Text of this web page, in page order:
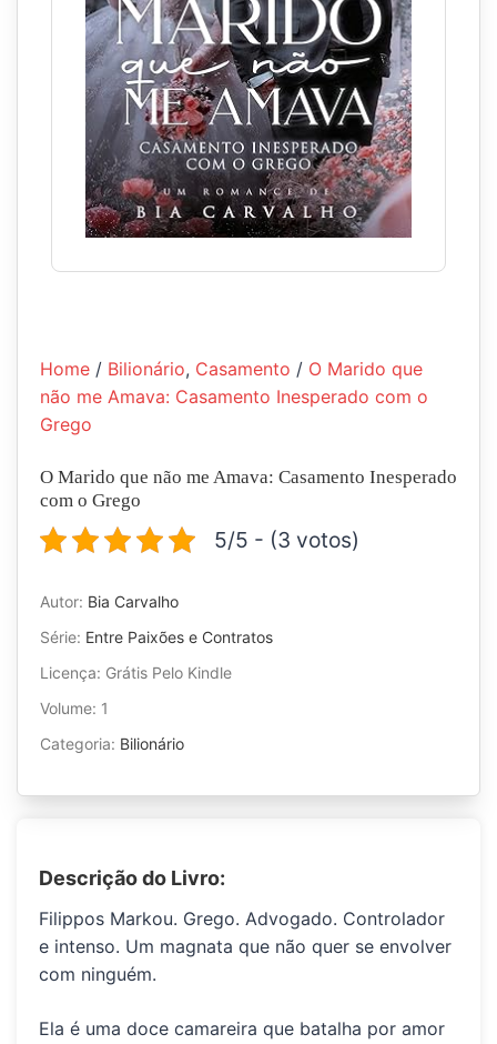
Home / Bilionário, Casamento / O Marido que
não me Amava: Casamento Inesperado com o
Grego
O Marido que não me Amava: Casamento Inesperado
com o Grego
5/5 - (3 votos)
Autor: Bia Carvalho
Série: Entre Paixões e Contratos
Licença: Grátis Pelo Kindle
Volume: 1
Categoria: Bilionário
Descrição do Livro:
Filippos Markou. Grego. Advogado. Controlador
e intenso. Um magnata que não quer se envolver
com ninguém.
Ela é uma doce camareira que batalha por amor